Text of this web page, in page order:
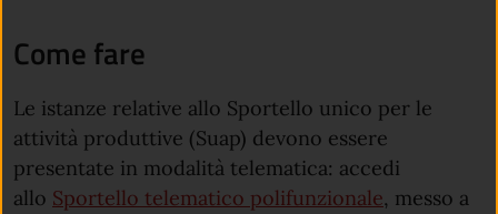
Come fare
Le istanze relative allo Sportello unico per le
attività produttive (Suap) devono essere
presentate in modalità telematica: accedi
allo Sportello telematico polifunzionale, messo a